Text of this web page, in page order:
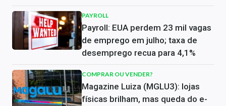
PAYROLL
Payroll: EUA perdem 23 mil vagas
de emprego em julho; taxa de
desemprego recua para 4,1%
COMPRAR OU VENDER?
Magazine Luiza (MGLU3): lojas
físicas brilham, mas queda do e-